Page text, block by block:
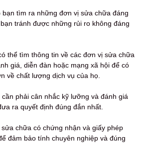
tìm ra những đơn vị sửa chữa đáng
tránh được những rủi ro không đáng
thể tìm thông tin về các đơn vị sửa chữa
giá, diễn đàn hoặc mạng xã hội để có
về chất lượng dịch vụ của họ.
phải cân nhắc kỹ lưỡng và đánh giá
ra quyết định đúng đắn nhất.
chữa có chứng nhận và giấy phép
đảm bảo tính chuyên nghiệp và đúng